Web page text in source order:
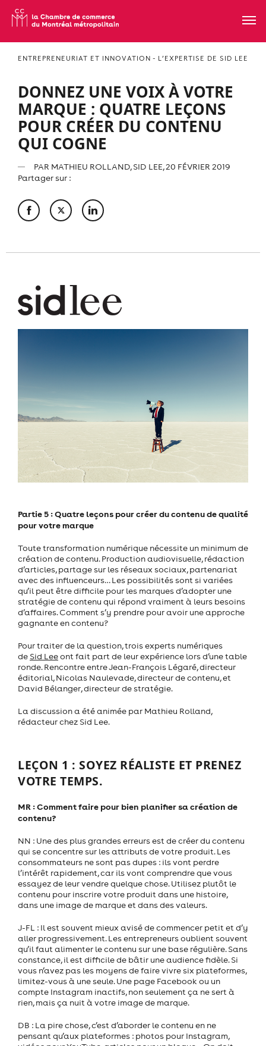
ENTREPRENEURIAT ET INNOVATION - L’EXPERTISE DE SID LEE
DONNEZ UNE VOIX À VOTRE
MARQUE : QUATRE LEÇONS
POUR CRÉER DU CONTENU
QUI COGNE
PAR MATHIEU ROLLAND, SID LEE, 20 FÉVRIER 2019
Partager sur :
Partie 5 : Quatre leçons pour créer du contenu de qualité
pour votre marque
Toute transformation numérique nécessite un minimum de
création de contenu. Production audiovisuelle, rédaction
d’articles, partage sur les réseaux sociaux, partenariat
avec des influenceurs… Les possibilités sont si variées
qu’il peut être difficile pour les marques d’adopter une
stratégie de contenu qui répond vraiment à leurs besoins
d’affaires. Comment s’y prendre pour avoir une approche
gagnante en contenu?
Pour traiter de la question, trois experts numériques
de Sid Leeont fait part de leur expérience lors d’une table
ronde. Rencontre entre Jean-François Légaré, directeur
éditorial, Nicolas Naulevade, directeur de contenu, et
David Bélanger, directeur de stratégie.
La discussion a été animée par Mathieu Rolland,
rédacteur chez Sid Lee.
LEÇON 1 : SOYEZ RÉALISTE ET PRENEZ
VOTRE TEMPS.
MR : Comment faire pour bien planifier sa création de
contenu?
NN : Une des plus grandes erreurs est de créer du contenu
qui se concentre sur les attributs de votre produit. Les
consommateurs ne sont pas dupes : ils vont perdre
l’intérêt rapidement, car ils vont comprendre que vous
essayez de leur vendre quelque chose. Utilisez plutôt le
contenu pour inscrire votre produit dans une histoire,
dans une image de marque et dans des valeurs.
J-FL : Il est souvent mieux avisé de commencer petit et d’y
aller progressivement. Les entrepreneurs oublient souvent
qu’il faut alimenter le contenu sur une base régulière. Sans
constance, il est difficile de bâtir une audience fidèle. Si
vous n’avez pas les moyens de faire vivre six plateformes,
limitez-vous à une seule. Une page Facebook ou un
compte Instagram inactifs, non seulement ça ne sert à
rien, mais ça nuit à votre image de marque.
DB : La pire chose, c’est d’aborder le contenu en ne
pensant qu’aux plateformes : photos pour Instagram,